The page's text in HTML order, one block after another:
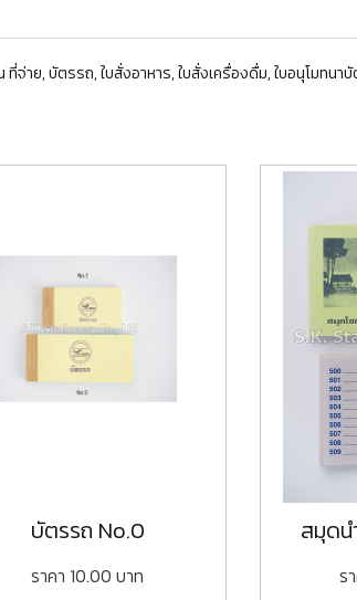
าย, บัตรรถ, ใบสั่งอาหาร, ใบสั่งเครื่องดื่ม, ใบอนุโมทนา
บัตรรถ No.0
ราคา 10.00 บาท
สมุดน
ร